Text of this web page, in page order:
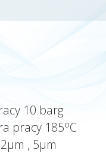
10 barg
pracy 185oC
, 5µm